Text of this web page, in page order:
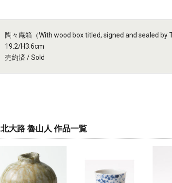
陶々庵箱（With wood box titled, signed and sealed by
19.2/H3.6cm
売約済 / Sold
北大路 魯山人 作品一覧